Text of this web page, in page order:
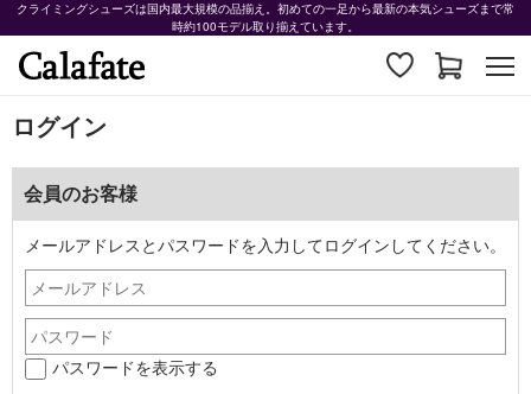
クライミングシューズは国内最大規模の品揃え。初めての一足から最新の本気シューズまで常
時約100モデル取り揃えています。
ログイン
会員のお客様
メールアドレスとパスワードを入力してログインしてください。
パスワードを表示する